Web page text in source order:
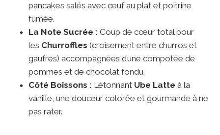
pancakes salés avec œuf au plat et poitrine
fumée.
La Note Sucrée : Coup de cœur total pour
les Churroffles (croisement entre churros et
gaufres) accompagnées d’une compotée de
pommes et de chocolat fondu.
Côté Boissons : L’étonnant Ube Latte à la
vanille, une douceur colorée et gourmande à ne
pas rater.